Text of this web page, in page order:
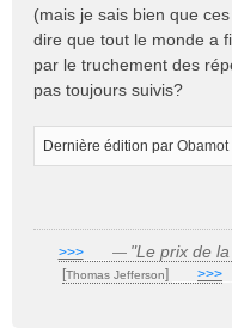
(mais je sais bien que
dire que tout le monde a
par le truchement des
pas toujours suivis?
Dernière édition par Obamot
>>>___ — "Le prix de
[Thomas Jefferson] >>>